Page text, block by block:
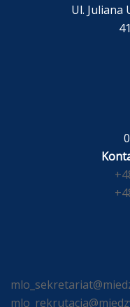
Ul. Juliana